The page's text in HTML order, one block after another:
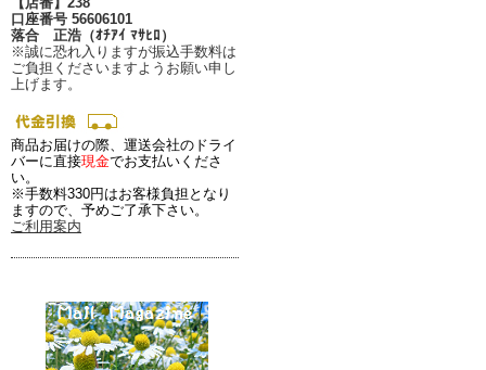
口座番号 56606101
落合 正浩（ｵﾁｱｲ ﾏｻﾋﾛ）
※誠に恐れ入りますが振込手数料は
ご負担くださいますようお願い申し
上げます。
商品お届けの際、運送会社のドライ
バーに直接現金でお支払いくださ
い。
※手数料330円はお客様負担となり
ますので、予めご了承下さい。
ご利用案内